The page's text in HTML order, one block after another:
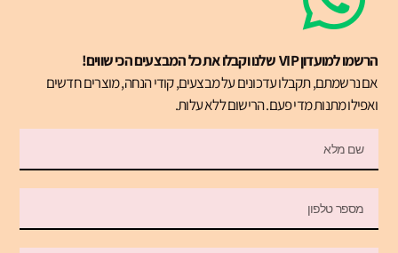
הרשמו למועדון VIP שלנו וקבלו את כל המבצעים הכי שווים!
אם נרשמתם, תקבלו עדכונים על מבצעים, קודי הנחה, מוצרים חדשים
ואפילו מתנות מדי פעם. הרישום ללא עלות.